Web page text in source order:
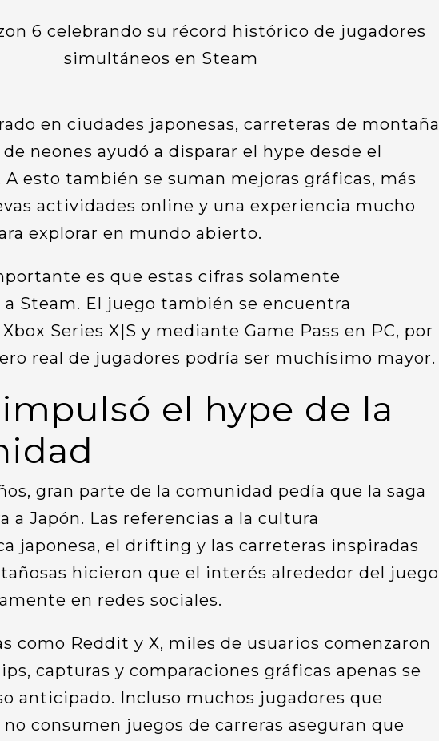
en ciudades japonesas, carreteras de montaña
neones ayudó a disparar el hype desde el
esto también se suman mejoras gráficas, más
actividades online y una experiencia mucho
explorar en mundo abierto.
es que estas cifras solamente
Steam. El juego también se encuentra
Series X|S y mediante Game Pass en PC, por
real de jugadores podría ser muchísimo mayor.
el hype de la
gran parte de la comunidad pedía que la saga
a Japón. Las referencias a la cultura
japonesa, el drifting y las carreteras inspiradas
hicieron que el interés alrededor del juego
en redes sociales.
como Reddit y X, miles de usuarios comenzaron
capturas y comparaciones gráficas apenas se
anticipado. Incluso muchos jugadores que
consumen juegos de carreras aseguran que